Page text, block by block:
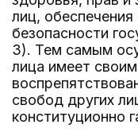
лиц,
безопасности
3). Тем самым
лица имеет
свобод других
конституционно